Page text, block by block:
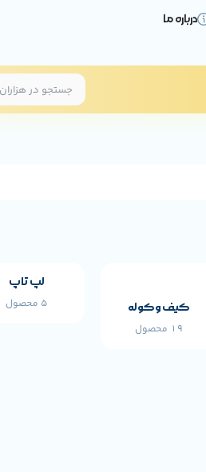
درباره ما
کیف و کوله
19 محصول
لپ تاپ
5 محصول